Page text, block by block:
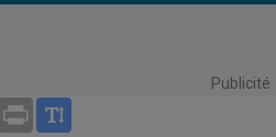
Publicité
Email Print